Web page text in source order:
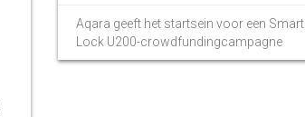
Aqara geeft het startsein voor een Smart
Lock U200-crowdfundingcampagne